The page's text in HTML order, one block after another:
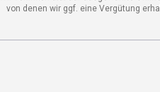
von denen wir ggf. eine Vergütung